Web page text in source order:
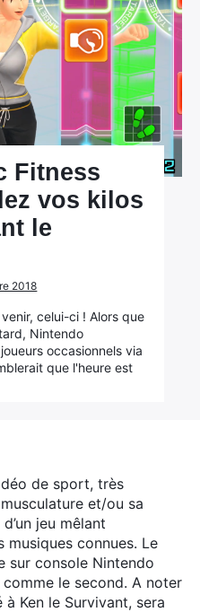
de sport, très
et/ou sa
jeu mêlant
musiques connues. Le
sur console Nintendo
le second. A noter
Ken le Survivant, sera
Fitness
vos kilos
le
2018
celui-ci ! Alors que
Nintendo
occasionnels via
que l'heure est